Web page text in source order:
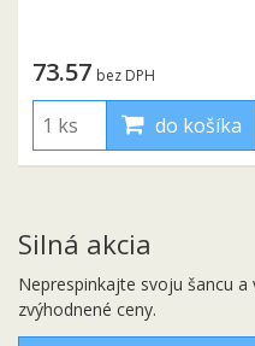
73.57 bez DPH
do košíka
Silná akcia
Neprespinkajte svoju šancu
zvýhodnené ceny.